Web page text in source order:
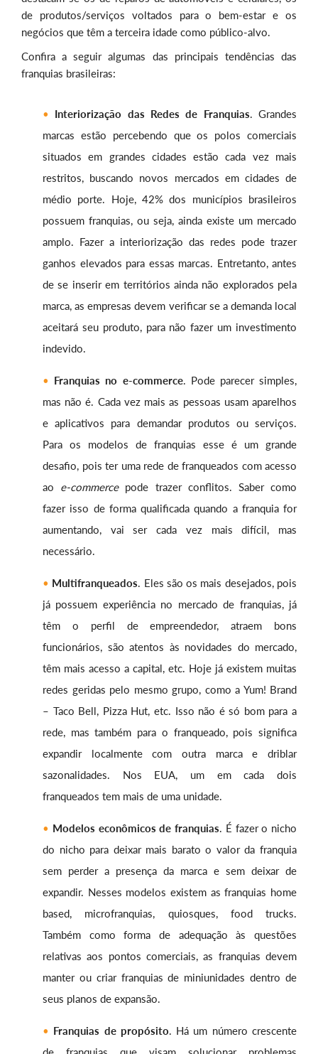
de produtos/serviços voltados para o bem-estar e os
negócios que têm a terceira idade como público-alvo.
Confira a seguir algumas das principais tendências das
franquias brasileiras:
Interiorização das Redes de Franquias. Grandes
marcas estão percebendo que os polos comerciais
situados em grandes cidades estão cada vez mais
restritos, buscando novos mercados em cidades de
médio porte. Hoje, 42% dos municípios brasileiros
possuem franquias, ou seja, ainda existe um mercado
amplo. Fazer a interiorização das redes pode trazer
ganhos elevados para essas marcas. Entretanto, antes
de se inserir em territórios ainda não explorados pela
marca, as empresas devem verificar se a demanda local
aceitará seu produto, para não fazer um investimento
indevido.
Franquias no e-commerce. Pode parecer simples,
mas não é. Cada vez mais as pessoas usam aparelhos
e aplicativos para demandar produtos ou serviços.
Para os modelos de franquias esse é um grande
desafio, pois ter uma rede de franqueados com acesso
ao e-commercepode trazer conflitos. Saber como
fazer isso de forma qualificada quando a franquia for
aumentando, vai ser cada vez mais difícil, mas
necessário.
Multifranqueados. Eles são os mais desejados, pois
já possuem experiência no mercado de franquias, já
têm o perfil de empreendedor, atraem bons
funcionários, são atentos às novidades do mercado,
têm mais acesso a capital, etc. Hoje já existem muitas
redes geridas pelo mesmo grupo, como a Yum! Brand
– Taco Bell, Pizza Hut, etc. Isso não é só bom para a
rede, mas também para o franqueado, pois significa
expandir localmente com outra marca e driblar
sazonalidades. Nos EUA, um em cada dois
franqueados tem mais de uma unidade.
Modelos econômicos de franquias. É fazer o nicho
do nicho para deixar mais barato o valor da franquia
sem perder a presença da marca e sem deixar de
expandir. Nesses modelos existem as franquias home
based, microfranquias, quiosques, food trucks.
Também como forma de adequação às questões
relativas aos pontos comerciais, as franquias devem
manter ou criar franquias de miniunidades dentro de
seus planos de expansão.
Franquias de propósito. Há um número crescente